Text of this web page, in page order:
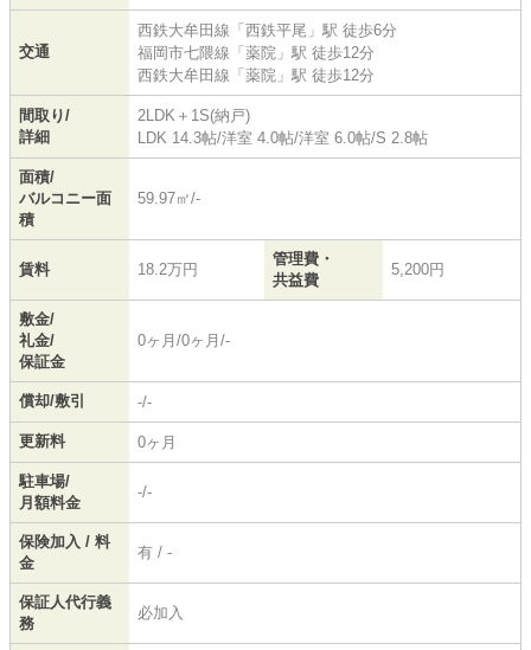
交通
西鉄大牟田線 「西鉄平尾 」駅 徒歩6分
福岡市七隈線 「薬院 」駅 徒歩12分
西鉄大牟田線 「薬院 」駅 徒歩12分
間取り/
詳細
2LDK＋1S(納戸)
LDK 14.3帖/洋室 4.0帖/洋室 6.0帖/S 2.8帖
面積/
バルコニー面
積
59.97㎡/-
賃料 18.2万円
管理費・
共益費
5,200円
敷金/
礼金/
保証金
0ヶ月/0ヶ月/-
償却/敷引 -/-
更新料 0ヶ月
駐車場/
月額料金
-/-
保険加入 / 料
金
有 / -
保証人代行義
務
必加入